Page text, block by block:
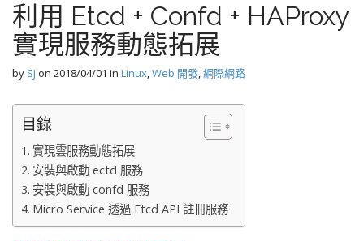
利用 Etcd + Confd + HAProxy
實現服務動態拓展
by SJ on 2018/04/01 in Linux,Web 開發,網際網路
目錄
實現雲服務動態拓展
安裝與啟動 ectd 服務
安裝與啟動 confd 服務
Micro Service 透過 Etcd API 註冊服務